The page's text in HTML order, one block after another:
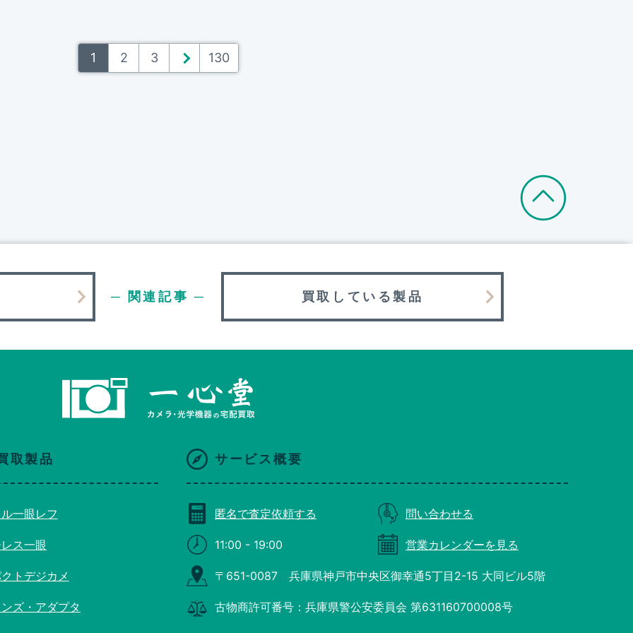
1 2 3 ＞ 130
─ 関連記事 ─ 買取している製品
取製品
一眼レフ
ス一眼
トデジカメ
ズ・アダプタ
サービス概要
匿名で査定依頼する 問い合わせる
11:00 - 19:00 営業カレンダーを見る
〒651-0087 兵庫県神戸市中央区御幸通5丁目2-15 大同ビル5階
古物商許可番号：兵庫県警公安委員会 第631160700008号